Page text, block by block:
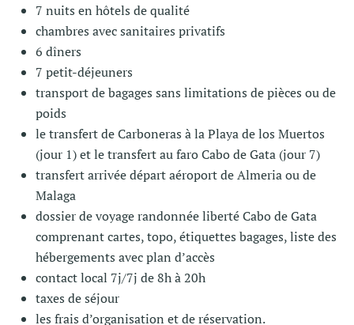
7 nuits en hôtels de qualité
chambres avec sanitaires privatifs
6 dîners
7 petit-déjeuners
transport de bagages sans limitations de pièces ou de
poids
le transfert de Carboneras à la Playa de los Muertos
(jour 1) et le transfert au faro Cabo de Gata (jour 7)
transfert arrivée départ aéroport de Almeria ou de
Malaga
dossier de voyage randonnée liberté Cabo de Gata
comprenant cartes, topo, étiquettes bagages, liste des
hébergements avec plan d’accès
contact local 7j/7j de 8h à 20h
taxes de séjour
les frais d’organisation et de réservation.